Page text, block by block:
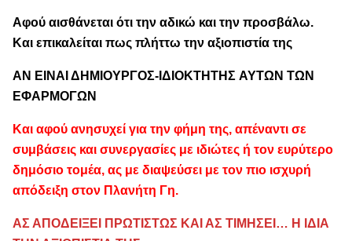
Αφού αισθάνεται ότι την αδικώ και την προσβάλω.
Και επικαλείται πως πλήττω την αξιοπιστία της
ΑΝ ΕΙΝΑΙ ΔΗΜΙΟΥΡΓΟΣ-ΙΔΙΟΚΤΗΤΗΣ ΑΥΤΩΝ ΤΩΝ
ΕΦΑΡΜΟΓΩΝ
Και αφού ανησυχεί για την φήμη της, απέναντι σε
συμβάσεις και συνεργασίες με ιδιώτες ή τον ευρύτερο
δημόσιο τομέα, ας με διαψεύσει με τον πιο ισχυρή
απόδειξη στον Πλανήτη Γη.
ΑΣ ΑΠΟΔΕΙΞΕΙ ΠΡΩΤΙΣΤΩΣ ΚΑΙ ΑΣ ΤΙΜΗΣΕΙ… Η ΙΔΙΑ